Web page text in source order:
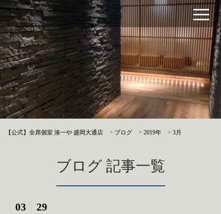
【公式】全席個室 湊一や 盛岡大通店 > ブログ >2019年 >3月
ブログ 記事一覧
03 29